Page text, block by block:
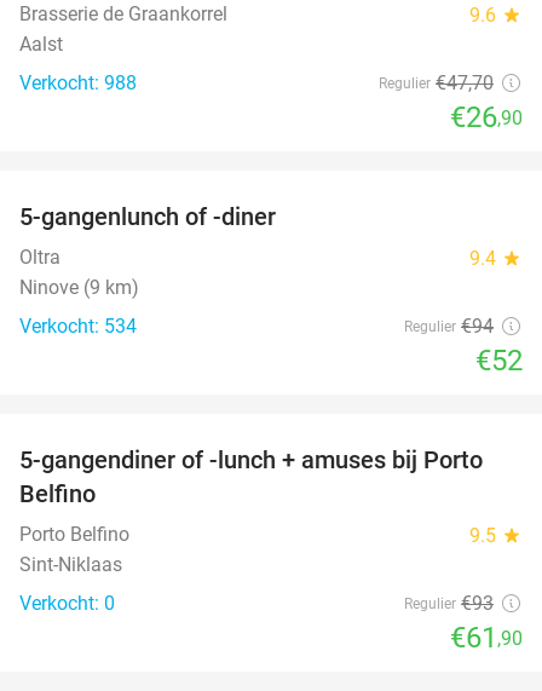
Brasserie de Graankorrel 9.6 star
Aalst
Verkocht: 988
Regulier €47,70
€26,90
5-gangenlunch of -diner
Oltra 9.4 star
Ninove (9 km)
Verkocht: 534
Regulier €94
€52
33%
NEW
TODAY
5-gangendiner of -lunch + amuses bij Porto
Belfino
Porto Belfino 9.5 star
Sint-Niklaas
Verkocht: 0
Regulier €93
€61 ,90